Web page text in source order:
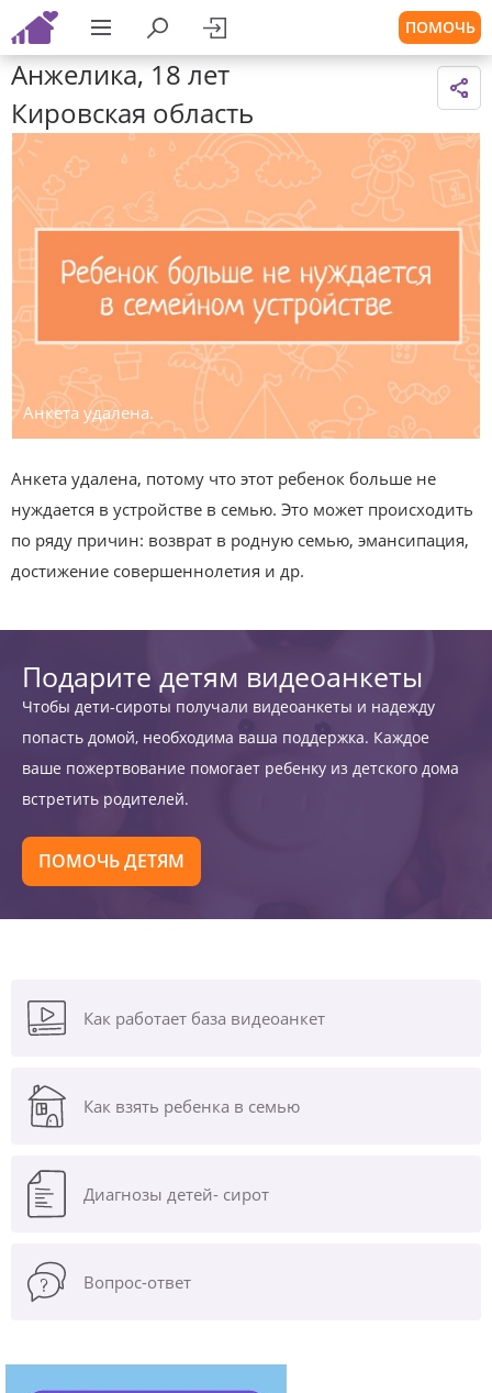
ПОМОЧЬ
Анжелика, 18 лет
Кировская область
Анкета удалена.
Анкета удалена, потому что этот ребенок больше не
нуждается в устройстве в семью. Это может происходить
по ряду причин: возврат в родную семью, эмансипация,
достижение совершеннолетия и др.
Подарите детям видеоанкеты
Чтобы дети-сироты получали видеоанкеты и надежду
попасть домой, необходима ваша поддержка. Каждое
ваше пожертвование помогает ребенку из детского дома
встретить родителей.
ПОМОЧЬ ДЕТЯМ
Как работает база видеоанкет
Как взять ребенка в семью
Диагнозы детей- сирот
Вопрос-ответ